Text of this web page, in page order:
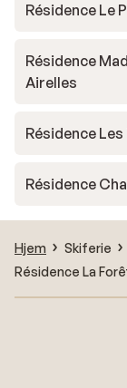
Résidence Le
Résidence
Airelles
Résidence
Résidence
Hjem Skiferie
Résidence La